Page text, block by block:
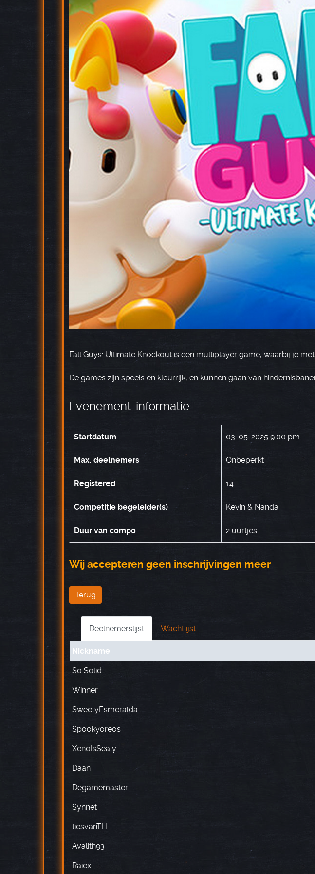
Fall Guys: Ultimate Knockout is een multiplayer game, waarbij je
De games zijn speels en kleurrijk, en kunnen gaan van
Evenement-informatie
Startdatum 03-05-2025 9:00 pm
Max. deelnemers Onbeperkt
Registered 14
Competitie begeleider(s) Kevin & Nanda
Duur van compo 2 uurtjes
Wij accepteren geen inschrijvingen meer
Terug
Deelnemerslijst Wachtlijst
Nickname
So Solid
Winner
SweetyEsmeralda
Spookyoreos
XenoIsSealy
Daan
Degamemaster
Synnet
tiesvanTH
Avalith93
Raiex